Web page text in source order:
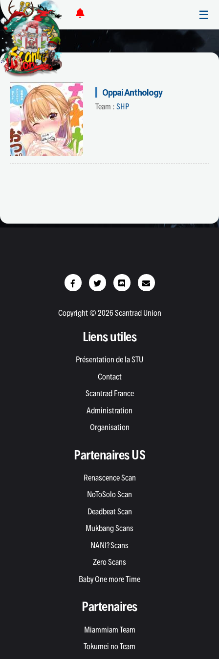
☰
Oppai Anthology
Team : SHP
Copyright © 2026 Scantrad Union
Liens utiles
Présentation de la STU
Contact
Scantrad France
Administration
Organisation
Partenaires US
Renascence Scan
NoToSolo Scan
Deadbeat Scan
Mukbang Scans
NANI? Scans
Zero Scans
Baby One more Time
Partenaires
Miammiam Team
Tokumei no Team